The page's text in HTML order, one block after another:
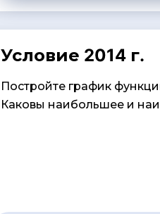
Условие 2014 г.
Постройте график
Каковы наибольшее и